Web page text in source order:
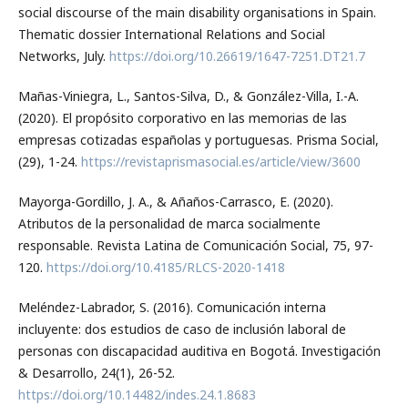
social discourse of the main disability organisations in Spain.
Thematic dossier International Relations and Social
Networks, July. https://doi.org/10.26619/1647-7251.DT21.7
Mañas-Viniegra, L., Santos-Silva, D., & González-Villa, I.-A.
(2020). El propósito corporativo en las memorias de las
empresas cotizadas españolas y portuguesas. Prisma Social,
(29), 1-24. https://revistaprismasocial.es/article/view/3600
Mayorga-Gordillo, J. A., & Añaños-Carrasco, E. (2020).
Atributos de la personalidad de marca socialmente
responsable. Revista Latina de Comunicación Social, 75, 97-
120. https://doi.org/10.4185/RLCS-2020-1418
Meléndez-Labrador, S. (2016). Comunicación interna
incluyente: dos estudios de caso de inclusión laboral de
personas con discapacidad auditiva en Bogotá. Investigación
& Desarrollo, 24(1), 26-52.
https://doi.org/10.14482/indes.24.1.8683